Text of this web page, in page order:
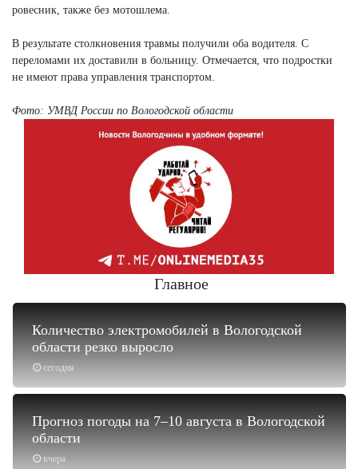
ровесник, также без мотошлема.
В результате столкновения травмы получили оба водителя. С
переломами их доставили в больницу. Отмечается, что подростки
не имеют права управления транспортом.
Фото: УМВД России по Вологодской области
Главное
сегодня
Количество электромобилей в Вологодской
области резко выросло
вчера
Прогноз погоды на 7–10 августа в Вологодской
области